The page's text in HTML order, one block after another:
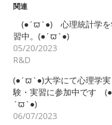
関連
(●´ϖ`●) 心理統計学を
習中。(●´ϖ`●)
05/20/2023
R&D
(●´ϖ`●)大学にて心理学実
験・実習に参加中です (●
´ϖ`●)
06/07/2023